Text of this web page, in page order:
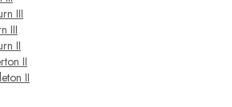
III
III
II
II
II